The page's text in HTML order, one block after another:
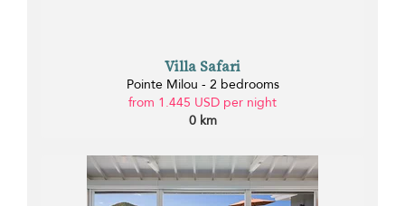
Villa Safari
Pointe Milou - 2 bedrooms
from 1.445 USD per night
0 km